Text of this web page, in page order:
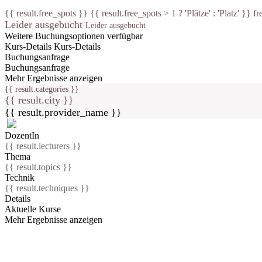
{{ result.free_spots }} {{ result.free_spots > 1 ? 'Plätze' : 'Platz' }}
Leider ausgebucht Leider ausgebucht
Weitere Buchungsoptionen verfügbar
Kurs-Details Kurs-Details
Buchungsanfrage
Buchungsanfrage
Mehr Ergebnisse anzeigen
{{ result.categories }}
{{ result.city }}
{{ result.provider_name }}
DozentIn
{{ result.lecturers }}
Thema
{{ result.topics }}
Technik
{{ result.techniques }}
Details
Aktuelle Kurse
Mehr Ergebnisse anzeigen